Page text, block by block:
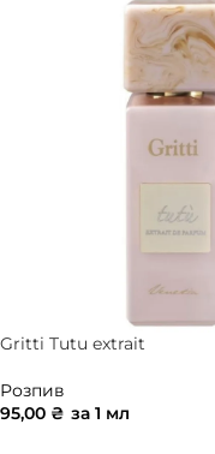
Gritti Tutu extrait
Розпив
95,00 ₴ за 1 мл